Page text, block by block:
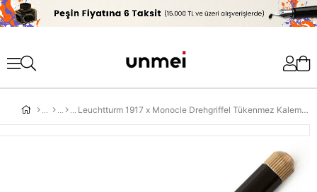
'
Leuchtturm 1917 x Monocle Drehgriffel Tükenmez Kalem Siyah 363498